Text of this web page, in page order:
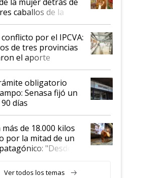
caballos de la
y los mitos que
sufrir a estos
"Mientras me
yo seguí
currículum"
conflicto por el IPCVA:
de tres provincias
el aporte
obligatorio
Senasa fijó un
días
de 18.000 kilos
por la mitad de un
"Desde
atención"
Ver todos los temas